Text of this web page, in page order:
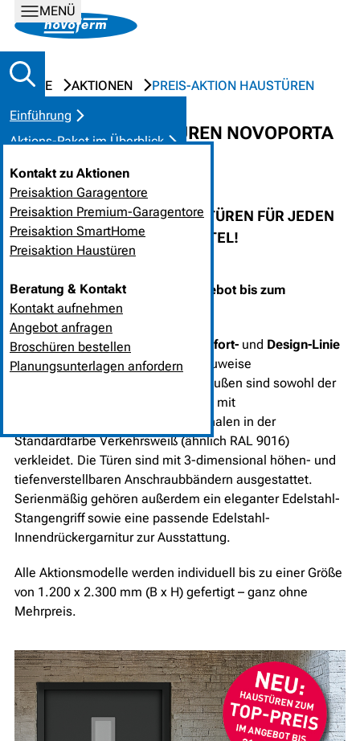
MENÜ
Einführung
Aktions-Paket im Überblick
Garagentor / Türen
Pluspunkte im Überblick
Kontakt
Kontakt zu Aktionen
Preisaktion Garagentore
Preisaktion Premium-Garagentore
Preisaktion SmartHome
Preisaktion Haustüren
Beratung & Kontakt
Kontakt aufnehmen
Angebot anfragen
Broschüren bestellen
Planungsunterlagen anfordern
HOME AKTIONEN PREIS-AKTION HAUSTÜREN
NOVOFERM HAUSTÜREN NOVOPORTA
SIE HABEN DIE WAHL: HAUSTÜREN FÜR JEDEN
GESCHMACK UND GELDBEUTEL!
Haustüren zum Top-Preis im Angebot bis zum
31.08.2026
DieNovoferm Haustüren Comfort- und Design-Linie
sind in einer Aluminium-Hybrid-Bauweise
(Aluminium/Kunststoff) gefertigt. Außen sind sowohl der
Blendrahmen als auch das Türblatt mit
pulverbeschichteten Aluminiumschalen in der
Standardfarbe Verkehrsweiß (ähnlich RAL 9016)
verkleidet. Die Türen sind mit 3-dimensional höhen- und
tiefenverstellbaren Anschraubbändern ausgestattet.
Serienmäßig gehören außerdem ein eleganter Edelstahl-
Stangengriff sowie eine passende Edelstahl-
Innendrückergarnitur zur Ausstattung.
Alle Aktionsmodelle werden individuell bis zu einer Größe
von 1.200 x 2.300 mm (B x H) gefertigt – ganz ohne
Mehrpreis.